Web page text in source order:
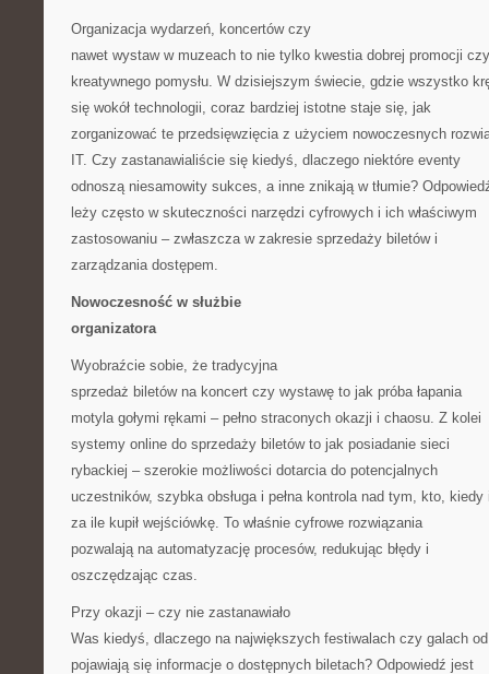
Organizacja wydarzeń, koncertów czy
nawet wystaw w muzeach to nie tylko kwestia dobrej promocji czy
kreatywnego pomysłu. W dzisiejszym świecie, gdzie wszystko
się wokół technologii, coraz bardziej istotne staje się, jak
zorganizować te przedsięwzięcia z użyciem nowoczesnych
IT. Czy zastanawialiście się kiedyś, dlaczego niektóre eventy
odnoszą niesamowity sukces, a inne znikają w tłumie?
leży często w skuteczności narzędzi cyfrowych i ich właściwym
zastosowaniu – zwłaszcza w zakresie sprzedaży biletów i
zarządzania dostępem.
Nowoczesność w służbie
organizatora
Wyobraźcie sobie, że tradycyjna
sprzedaż biletów na koncert czy wystawę to jak próba łapania
motyla gołymi rękami – pełno straconych okazji i chaosu. Z kolei
systemy online do sprzedaży biletów to jak posiadanie sieci
rybackiej – szerokie możliwości dotarcia do potencjalnych
uczestników, szybka obsługa i pełna kontrola nad tym, kto, kiedy
za ile kupił wejściówkę. To właśnie cyfrowe rozwiązania
pozwalają na automatyzację procesów, redukując błędy i
oszczędzając czas.
Przy okazji – czy nie zastanawiało
Was kiedyś, dlaczego na największych festiwalach czy galach
pojawiają się informacje o dostępnych biletach? Odpowiedź jest